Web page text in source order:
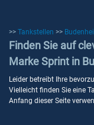
>> Tankstellen >>
Finden Sie auf
Marke Sprint in
Leider betreibt Ihre
Vielleicht finden Sie eine
Anfang dieser Seite